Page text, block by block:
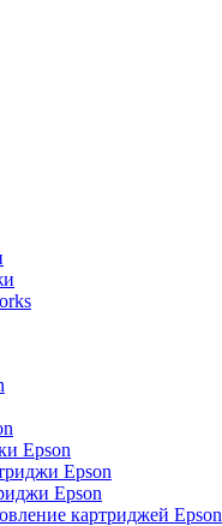
Epson
Epson
Epson
картриджей Epson